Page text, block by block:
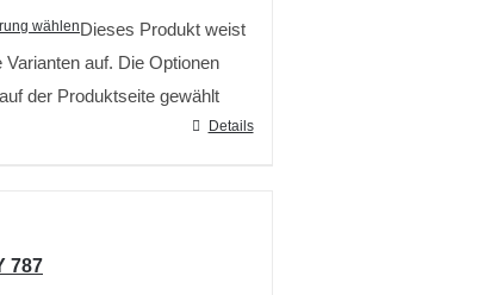
wählenDieses Produkt weist
Varianten auf. Die Optionen
der Produktseite gewählt
Details
787